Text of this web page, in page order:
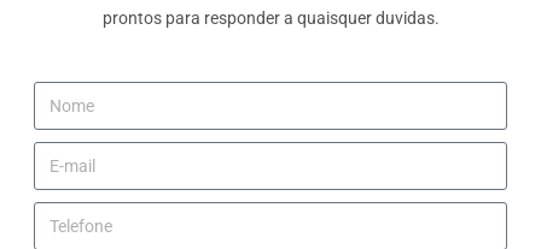
prontos para responder a quaisquer duvidas.